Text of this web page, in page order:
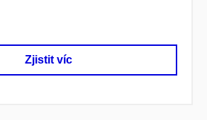
Zjistit víc